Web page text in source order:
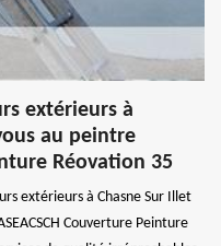
extérieurs à
au peintre
Réovation 35
extérieurs à Chasne Sur Illet
Couverture Peinture